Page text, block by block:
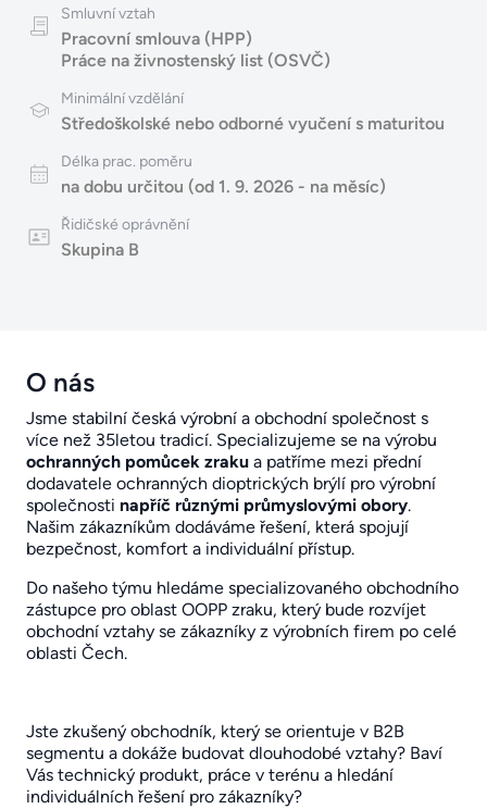
Smluvní vztah
Pracovní smlouva (HPP)
Práce na živnostenský list (OSVČ)
Minimální vzdělání
Středoškolské nebo odborné vyučení s maturitou
Délka prac. poměru
na dobu určitou (od 1. 9. 2026 - na měsíc)
Řidičské oprávnění
Skupina B
O nás
Jsme stabilní česká výrobní a obchodní společnost s
více než 35letou tradicí. Specializujeme se na výrobu
ochranných pomůcek zraku a patříme mezi přední
dodavatele ochranných dioptrických brýlí pro výrobní
společnosti napříč různými průmyslovými obory.
Našim zákazníkům dodáváme řešení, která spojují
bezpečnost, komfort a individuální přístup.
Do našeho týmu hledáme specializovaného obchodního
zástupce pro oblast OOPP zraku, který bude rozvíjet
obchodní vztahy se zákazníky z výrobních firem po celé
oblasti Čech.
Jste zkušený obchodník, který se orientuje v B2B
segmentu a dokáže budovat dlouhodobé vztahy? Baví
Vás technický produkt, práce v terénu a hledání
individuálních řešení pro zákazníky?